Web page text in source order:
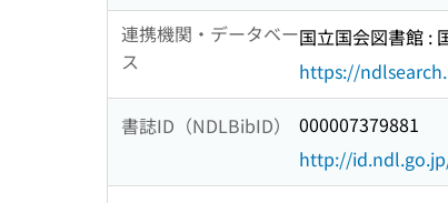
連携機関・データベー
ス
国立国会図書館 :
https://
書誌ID（NDLBibID）
000007379881
http://